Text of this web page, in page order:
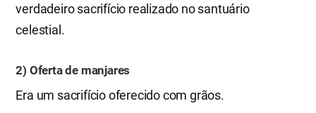
verdadeiro sacrifício realizado no santuário
celestial.
2) Oferta de manjares
Era um sacrifício oferecido com grãos.